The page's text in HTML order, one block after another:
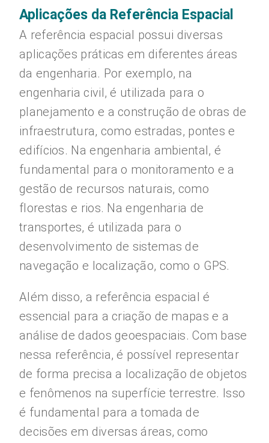
Aplicações da Referência Espacial
A referência espacial possui diversas
aplicações práticas em diferentes áreas
da engenharia. Por exemplo, na
engenharia civil, é utilizada para o
planejamento e a construção de obras de
infraestrutura, como estradas, pontes e
edifícios. Na engenharia ambiental, é
fundamental para o monitoramento e a
gestão de recursos naturais, como
florestas e rios. Na engenharia de
transportes, é utilizada para o
desenvolvimento de sistemas de
navegação e localização, como o GPS.
Além disso, a referência espacial é
essencial para a criação de mapas e a
análise de dados geoespaciais. Com base
nessa referência, é possível representar
de forma precisa a localização de objetos
e fenômenos na superfície terrestre. Isso
é fundamental para a tomada de
decisões em diversas áreas, como